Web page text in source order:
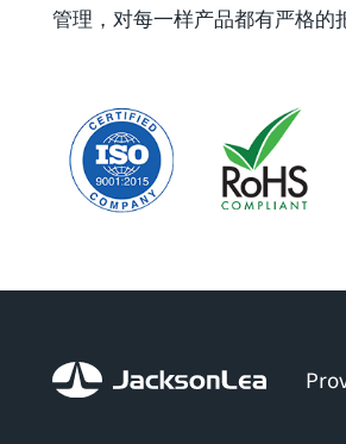
管理，对每一样产品都有严格的